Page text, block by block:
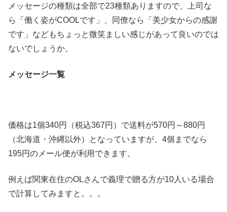
メッセージの種類は全部で23種類ありますので、上司な
ら「働く姿がCOOLです」、同僚なら「美少女からの感謝
です」などもちょっと微笑ましい感じがあって良いのでは
ないでしょうか。
メッセージ一覧
価格は1個340円（税込367円）で送料が570円～880円
（北海道・沖縄以外）となっていますが、4個までなら
195円のメール便が利用できます。
例えば関東在住のOLさんで義理で贈る方が10人いる場合
で計算してみますと。。。